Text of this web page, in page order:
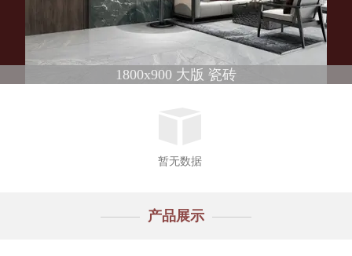
1800x900 大版 瓷砖
暂无数据
产品展示